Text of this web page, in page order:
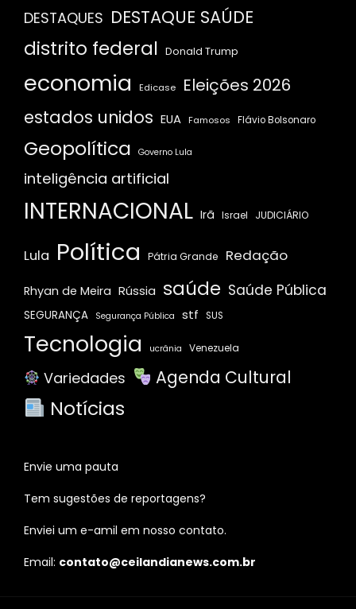
DESTAQUES DESTAQUE SAÚDE
distrito federal Donald Trump
economia Edicase Eleições 2026
estados unidos EUA Famosos Flávio Bolsonaro
Geopolítica Governo Lula
inteligência artificial
INTERNACIONAL Irã Israel JUDICIÁRIO
Lula Política Pátria Grande Redação
Rhyan de Meira Rússia saúde Saúde Pública
SEGURANÇA Segurança Pública stf SUS
Tecnologia ucrânia Venezuela
Variedades Agenda Cultural
Notícias
Envie uma pauta
Tem sugestões de reportagens?
Enviei um e-amil em nosso contato.
Email: contato@ceilandianews.com.br